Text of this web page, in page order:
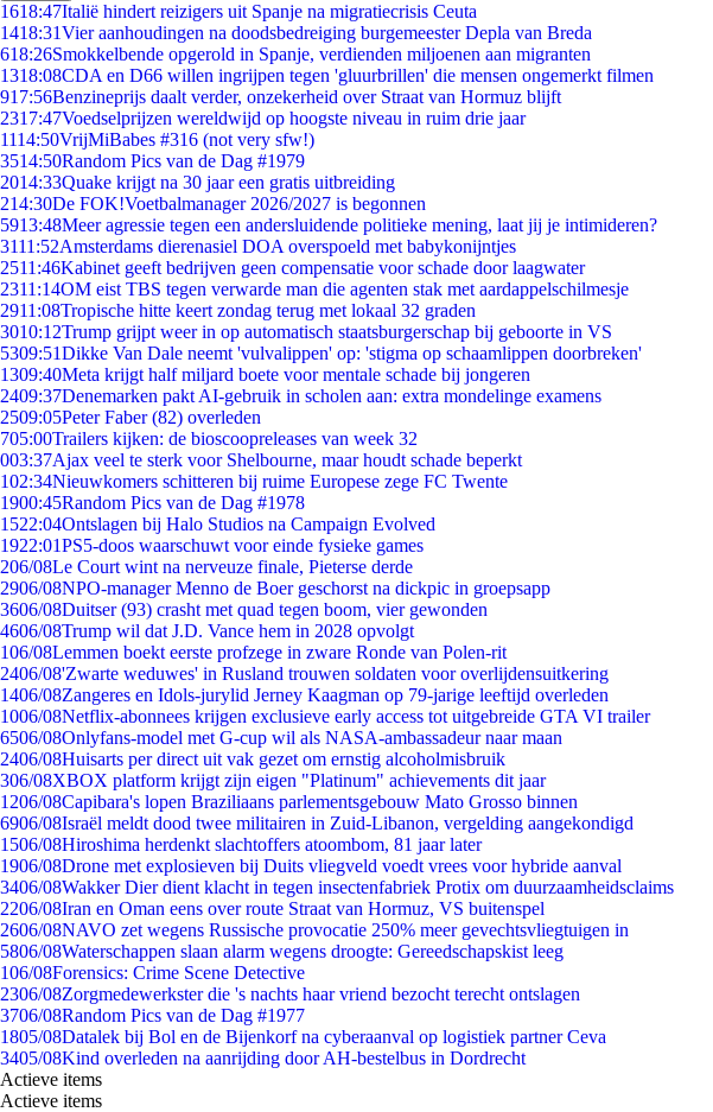
1618:47Italië hindert reizigers uit Spanje na migratiecrisis Ceuta
1418:31Vier aanhoudingen na doodsbedreiging burgemeester Depla van Breda
618:26Smokkelbende opgerold in Spanje, verdienden miljoenen aan migranten
1318:08CDA en D66 willen ingrijpen tegen 'gluurbrillen' die mensen ongemerkt filmen
917:56Benzineprijs daalt verder, onzekerheid over Straat van Hormuz blijft
2317:47Voedselprijzen wereldwijd op hoogste niveau in ruim drie jaar
1114:50VrijMiBabes #316 (not very sfw!)
3514:50Random Pics van de Dag #1979
2014:33Quake krijgt na 30 jaar een gratis uitbreiding
214:30De FOK!Voetbalmanager 2026/2027 is begonnen
5913:48Meer agressie tegen een andersluidende politieke mening, laat jij je intimideren?
3111:52Amsterdams dierenasiel DOA overspoeld met babykonijntjes
2511:46Kabinet geeft bedrijven geen compensatie voor schade door laagwater
2311:14OM eist TBS tegen verwarde man die agenten stak met aardappelschilmesje
2911:08Tropische hitte keert zondag terug met lokaal 32 graden
3010:12Trump grijpt weer in op automatisch staatsburgerschap bij geboorte in VS
5309:51Dikke Van Dale neemt 'vulvalippen' op: 'stigma op schaamlippen doorbreken'
1309:40Meta krijgt half miljard boete voor mentale schade bij jongeren
2409:37Denemarken pakt AI-gebruik in scholen aan: extra mondelinge examens
2509:05Peter Faber (82) overleden
705:00Trailers kijken: de bioscoopreleases van week 32
003:37Ajax veel te sterk voor Shelbourne, maar houdt schade beperkt
102:34Nieuwkomers schitteren bij ruime Europese zege FC Twente
1900:45Random Pics van de Dag #1978
1522:04Ontslagen bij Halo Studios na Campaign Evolved
1922:01PS5-doos waarschuwt voor einde fysieke games
206/08Le Court wint na nerveuze finale, Pieterse derde
2906/08NPO-manager Menno de Boer geschorst na dickpic in groepsapp
3606/08Duitser (93) crasht met quad tegen boom, vier gewonden
4606/08Trump wil dat J.D. Vance hem in 2028 opvolgt
106/08Lemmen boekt eerste profzege in zware Ronde van Polen-rit
2406/08'Zwarte weduwes' in Rusland trouwen soldaten voor overlijdensuitkering
1406/08Zangeres en Idols-jurylid Jerney Kaagman op 79-jarige leeftijd overleden
1006/08Netflix-abonnees krijgen exclusieve early access tot uitgebreide GTA VI trailer
6506/08Onlyfans-model met G-cup wil als NASA-ambassadeur naar maan
2406/08Huisarts per direct uit vak gezet om ernstig alcoholmisbruik
306/08XBOX platform krijgt zijn eigen "Platinum" achievements dit jaar
1206/08Capibara's lopen Braziliaans parlementsgebouw Mato Grosso binnen
6906/08Israël meldt dood twee militairen in Zuid-Libanon, vergelding aangekondigd
1506/08Hiroshima herdenkt slachtoffers atoombom, 81 jaar later
1906/08Drone met explosieven bij Duits vliegveld voedt vrees voor hybride aanval
3406/08Wakker Dier dient klacht in tegen insectenfabriek Protix om duurzaamheidsclaims
2206/08Iran en Oman eens over route Straat van Hormuz, VS buitenspel
2606/08NAVO zet wegens Russische provocatie 250% meer gevechtsvliegtuigen in
5806/08Waterschappen slaan alarm wegens droogte: Gereedschapskist leeg
106/08Forensics: Crime Scene Detective
2306/08Zorgmedewerkster die 's nachts haar vriend bezocht terecht ontslagen
3706/08Random Pics van de Dag #1977
1805/08Datalek bij Bol en de Bijenkorf na cyberaanval op logistiek partner Ceva
3405/08Kind overleden na aanrijding door AH-bestelbus in Dordrecht
Actieve items
Actieve items